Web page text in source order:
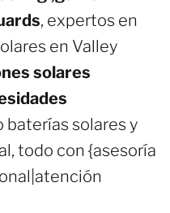
, expertos en
en Valley
solares
baterías solares y
todo con {asesoría